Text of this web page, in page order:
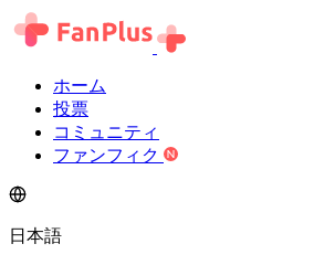
ホーム
投票
コミュニティ
ファンフィク
日本語